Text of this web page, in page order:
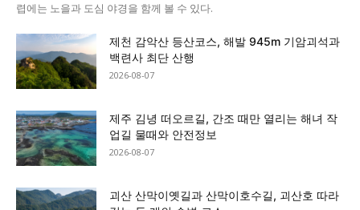
렵에는 노을과 도심 야경을 함께 볼 수 있다.
제천 감악산 등산코스, 해발 945m 기암괴석과
백련사 최단 산행
2026-08-07
제주 김녕 떠오르길, 간조 때만 열리는 해녀 작
업길 물때와 안전정보
2026-08-07
괴산 산막이옛길과 산막이호수길, 괴산호 따라